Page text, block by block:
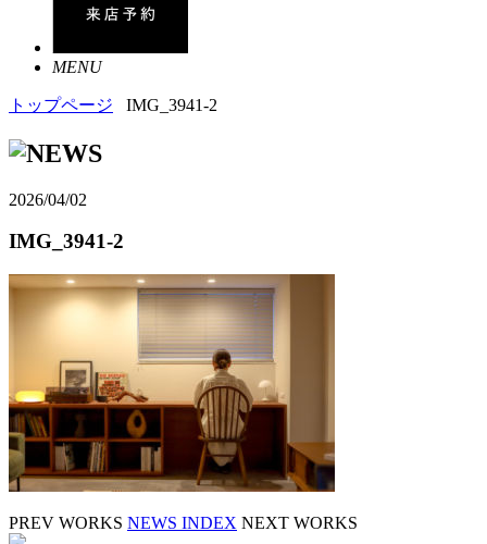
MENU
トップページ IMG_3941-2
2026/04/02
IMG_3941-2
PREV WORKS NEWS INDEX NEXT WORKS